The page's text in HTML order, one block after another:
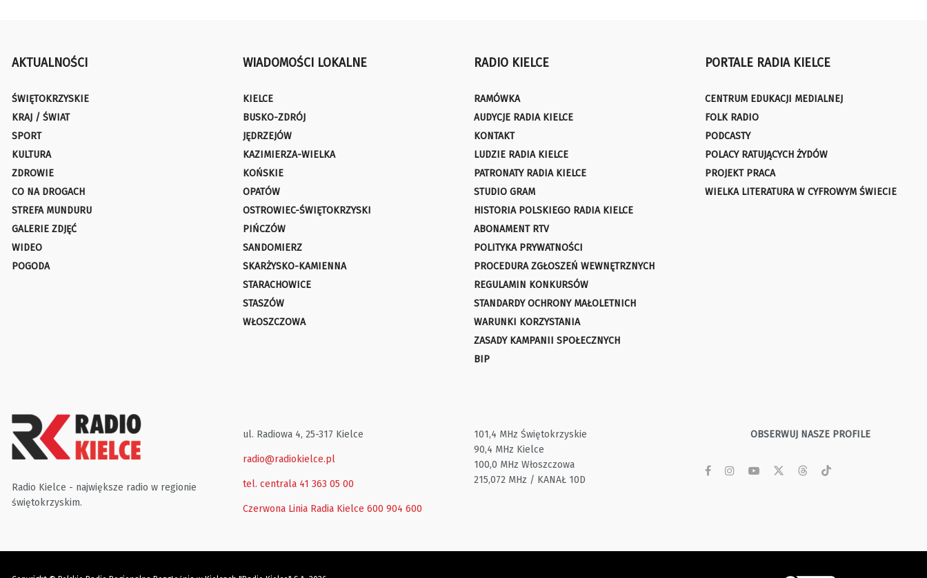
AKTUALNOŚCI
ŚWIĘTOKRZYSKIE
KRAJ / ŚWIAT
SPORT
KULTURA
ZDROWIE
CO NA DROGACH
STREFA MUNDURU
GALERIE ZDJĘĆ
WIDEO
POGODA
WIADOMOŚCI LOKALNE
KIELCE
BUSKO-ZDRÓJ
JĘDRZEJÓW
KAZIMIERZA-WIELKA
KOŃSKIE
OPATÓW
OSTROWIEC-ŚWIĘTOKRZYSKI
PIŃCZÓW
SANDOMIERZ
SKARŻYSKO-KAMIENNA
STARACHOWICE
STASZÓW
WŁOSZCZOWA
RADIO KIELCE
RAMÓWKA
AUDYCJE RADIA KIELCE
KONTAKT
LUDZIE RADIA KIELCE
PATRONATY RADIA KIELCE
STUDIO GRAM
HISTORIA POLSKIEGO RADIA KIELCE
ABONAMENT RTV
POLITYKA PRYWATNOŚCI
PROCEDURA ZGŁOSZEŃ WEWNĘTRZNYCH
REGULAMIN KONKURSÓW
STANDARDY OCHRONY MAŁOLETNICH
WARUNKI KORZYSTANIA
ZASADY KAMPANII SPOŁECZNYCH
BIP
PORTALE RADIA KIELCE
CENTRUM EDUKACJI MEDIALNEJ
FOLK RADIO
PODCASTY
POLACY RATUJĄCYCH ŻYDÓW
PROJEKT PRACA
WIELKA LITERATURA W CYFROWYM ŚWIECIE
Radio Kielce - największe radio w regionie
świętokrzyskim.
ul. Radiowa 4, 25-317 Kielce
radio@radiokielce.pl
tel. centrala 41 363 05 00
Czerwona Linia Radia Kielce 600 904 600
101,4 MHz Świętokrzyskie
90,4 MHz Kielce
100,0 MHz Włoszczowa
215,072 MHz / KANAŁ 10D
OBSERWUJ NASZE PROFILE